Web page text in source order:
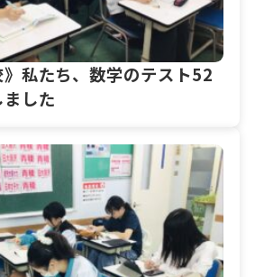
》私たち、数学のテスト52
した